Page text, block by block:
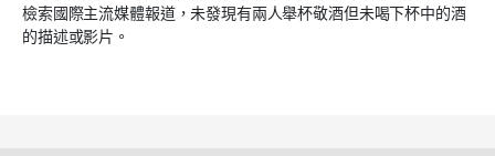
檢索國際主流媒體報道，未發現有兩人舉杯敬酒但未喝下杯中的酒
的描述或影片。